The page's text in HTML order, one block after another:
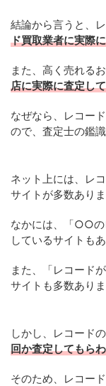
結論から言うと、
ド買取業者に実際
また、高く売れる
店に実際に査定し
なぜなら、レコー
ので、査定士の鑑
ネット上には、レ
サイトが多数ありま
なかには、「○○の
しているサイトもあ
また、「レコード
サイトも多数ありま
しかし、レコード
回か査定してもら
そのため、レコー